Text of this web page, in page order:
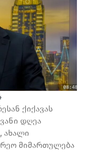
ქიქავას
დღეა
ახალი
მიმართულება